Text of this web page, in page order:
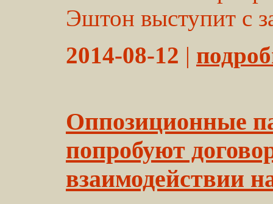
Эштон выступит с
2014-08-12 |
Оппозиционные
попробуют
взаимодействии